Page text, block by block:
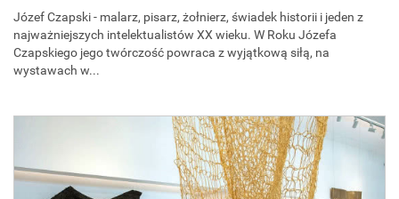
Józef Czapski - malarz, pisarz, żołnierz, świadek historii i jeden z
najważniejszych intelektualistów XX wieku. W Roku Józefa
Czapskiego jego twórczość powraca z wyjątkową siłą, na
wystawach w...